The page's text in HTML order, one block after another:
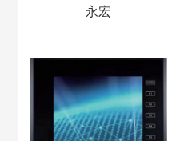
永宏